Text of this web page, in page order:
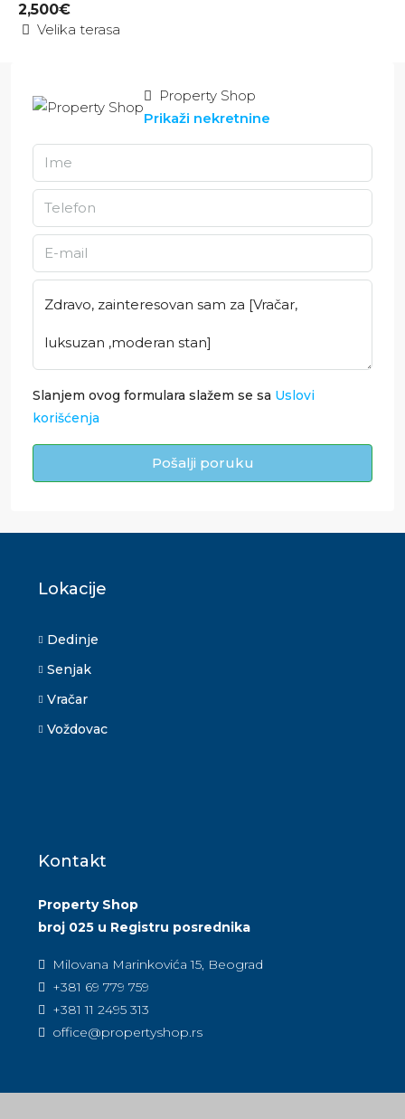
2,500€
Velika terasa
Property Shop
Prikaži nekretnine
Slanjem ovog formulara slažem se sa Uslovi
korišćenja
Pošalji poruku
Lokacije
Dedinje
Senjak
Vračar
Voždovac
Kontakt
Property Shop
broj 025 u Registru posrednika
Milovana Marinkovića 15, Beograd
+381 69 779 759
+381 11 2495 313
office@propertyshop.rs